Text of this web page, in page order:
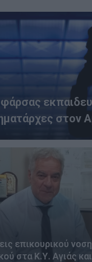
στον
επικουρικού
στα Κ.Υ. Αγιάς